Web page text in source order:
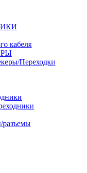
кабеля
Переходки